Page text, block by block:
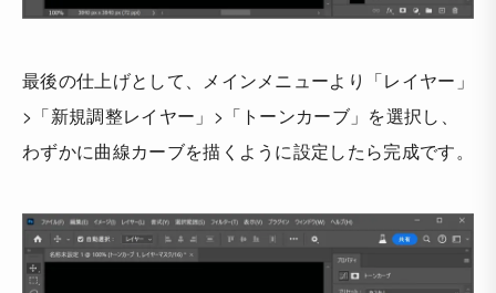
最後の仕上げとして、メインメニューより「レイヤー」
>「新規調整レイヤー」>「トーンカーブ」を選択し、
わずかに曲線カーブを描くように設定したら完成です。